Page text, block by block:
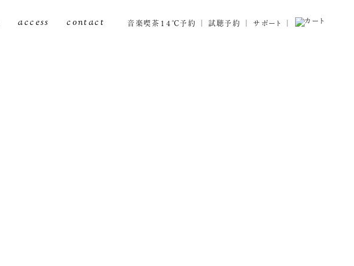
access contact 音楽喫茶１４℃予約 試聴予約 サポート